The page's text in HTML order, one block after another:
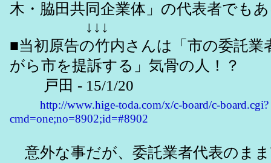
木・脇田共同企業体」の代表者でも
↓↓↓
■当初原告の竹内さんは「市の委託業
がら市を提訴する」気骨の人！？
戸田 - 15/1/20
http://www.hige-toda.com/x/c-board/c-board.cgi?
cmd=one;no=8902;id=#8902
意外な事だが、委託業者代表のま